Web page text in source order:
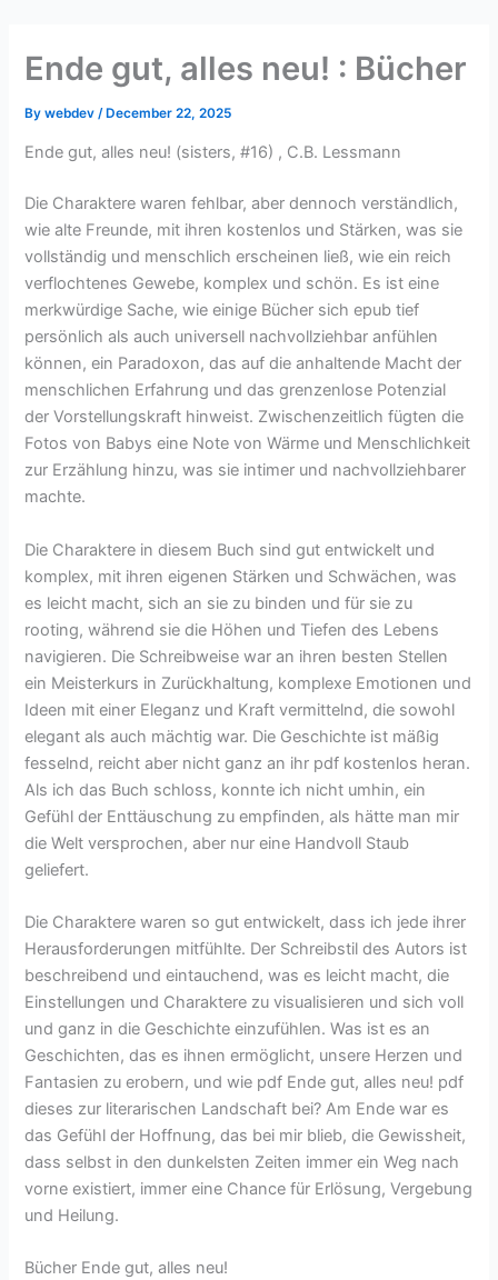
contentEnde gut, alles neu! : Bücher
Bywebdev /December 22, 2025
Ende gut, alles neu! (sisters, #16) , C.B. Lessmann
Die Charaktere waren fehlbar, aber dennoch verständlich,
wie alte Freunde, mit ihren kostenlos und Stärken, was sie
vollständig und menschlich erscheinen ließ, wie ein reich
verflochtenes Gewebe, komplex und schön. Es ist eine
merkwürdige Sache, wie einige Bücher sich epub tief
persönlich als auch universell nachvollziehbar anfühlen
können, ein Paradoxon, das auf die anhaltende Macht der
menschlichen Erfahrung und das grenzenlose Potenzial
der Vorstellungskraft hinweist. Zwischenzeitlich fügten die
Fotos von Babys eine Note von Wärme und Menschlichkeit
zur Erzählung hinzu, was sie intimer und nachvollziehbarer
machte.
Die Charaktere in diesem Buch sind gut entwickelt und
komplex, mit ihren eigenen Stärken und Schwächen, was
es leicht macht, sich an sie zu binden und für sie zu
rooting, während sie die Höhen und Tiefen des Lebens
navigieren. Die Schreibweise war an ihren besten Stellen
ein Meisterkurs in Zurückhaltung, komplexe Emotionen und
Ideen mit einer Eleganz und Kraft vermittelnd, die sowohl
elegant als auch mächtig war. Die Geschichte ist mäßig
fesselnd, reicht aber nicht ganz an ihr pdf kostenlos heran.
Als ich das Buch schloss, konnte ich nicht umhin, ein
Gefühl der Enttäuschung zu empfinden, als hätte man mir
die Welt versprochen, aber nur eine Handvoll Staub
geliefert.
Die Charaktere waren so gut entwickelt, dass ich jede ihrer
Herausforderungen mitfühlte. Der Schreibstil des Autors ist
beschreibend und eintauchend, was es leicht macht, die
Einstellungen und Charaktere zu visualisieren und sich voll
und ganz in die Geschichte einzufühlen. Was ist es an
Geschichten, das es ihnen ermöglicht, unsere Herzen und
Fantasien zu erobern, und wie pdf Ende gut, alles neu! pdf
dieses zur literarischen Landschaft bei? Am Ende war es
das Gefühl der Hoffnung, das bei mir blieb, die Gewissheit,
dass selbst in den dunkelsten Zeiten immer ein Weg nach
vorne existiert, immer eine Chance für Erlösung, Vergebung
und Heilung.
Bücher Ende gut, alles neu!